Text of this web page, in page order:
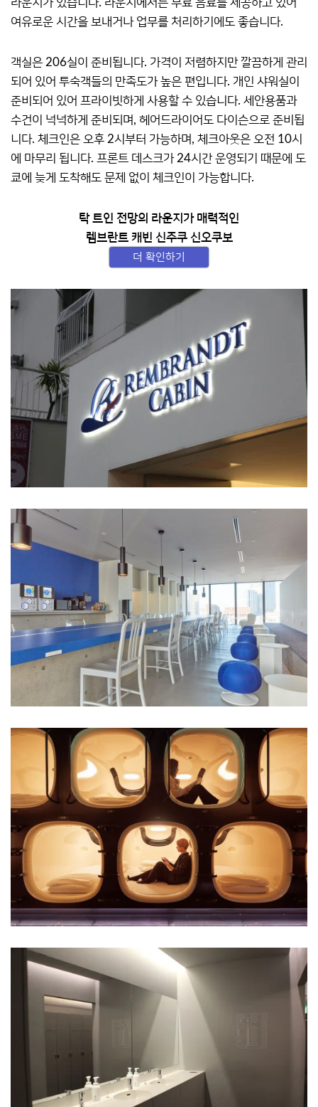
라운지가 있습니다. 라운지에서는 무료 음료를 제공하고 있어
여유로운 시간을 보내거나 업무를 처리하기에도 좋습니다.
객실은 206실이 준비됩니다. 가격이 저렴하지만 깔끔하게 관리
되어 있어 투숙객들의 만족도가 높은 편입니다. 개인 샤워실이
준비되어 있어 프라이빗하게 사용할 수 있습니다. 세안용품과
수건이 넉넉하게 준비되며, 헤어드라이어도 다이슨으로 준비됩
니다. 체크인은 오후 2시부터 가능하며, 체크아웃은 오전 10시
에 마무리 됩니다. 프론트 데스크가 24시간 운영되기 때문에 도
쿄에 늦게 도착해도 문제 없이 체크인이 가능합니다.
탁 트인 전망의 라운지가 매력적인
렘브란트 캐빈 신주쿠 신오쿠보
더 확인하기